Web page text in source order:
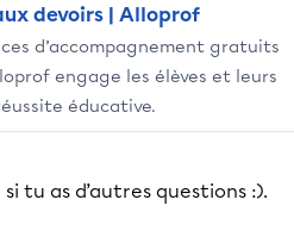
devoirs | Alloprof
d’accompagnement gratuits
engage les élèves et leurs
éducative.
tu as d’autres questions :).